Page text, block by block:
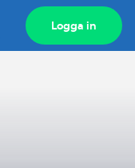
Visa
sökfält
Logga in